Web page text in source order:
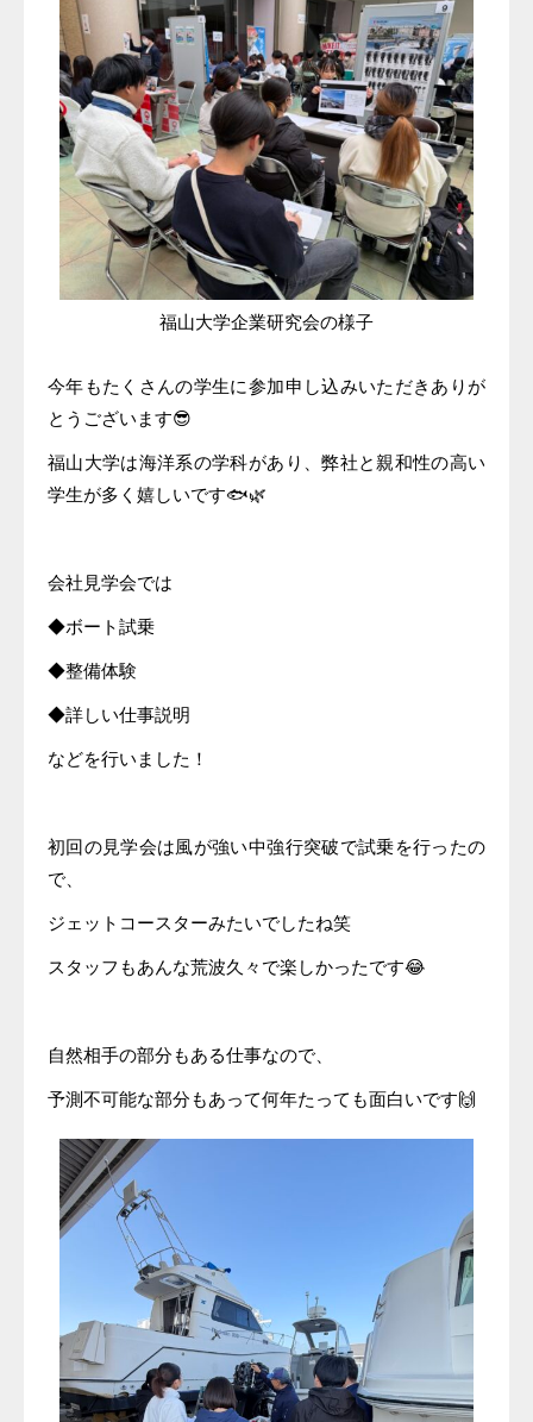
福山大学企業研究会の様子
今年もたくさんの学生に参加申し込みいただきありが
とうございます😎
福山大学は海洋系の学科があり、弊社と親和性の高い
学生が多く嬉しいです🐟🌿
会社見学会では
◆ボート試乗
◆整備体験
◆詳しい仕事説明
などを行いました！
初回の見学会は風が強い中強行突破で試乗を行ったの
で、
ジェットコースターみたいでしたね笑
スタッフもあんな荒波久々で楽しかったです😂
自然相手の部分もある仕事なので、
予測不可能な部分もあって何年たっても面白いです🙌